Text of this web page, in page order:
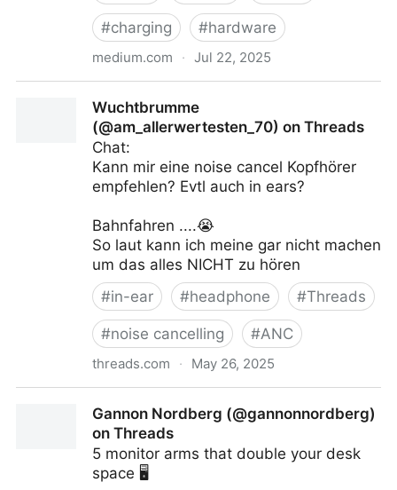
#charging #hardware
medium.com · Jul 22, 2025
Cable | by Zeeshan Saghir | Jun, 2025 | Medium
Wuchtbrumme
(@am_allerwertesten_70) on Threads
Chat:
Kann mir eine noise cancel Kopfhörer
empfehlen? Evtl auch in ears?
Bahnfahren ....😭
So laut kann ich meine gar nicht machen
um das alles NICHT zu hören
#in-ear #headphone #Threads
#noise cancelling #ANC
threads.com · May 26, 2025
Gannon Nordberg (@gannonnordberg)
on Threads
5 monitor arms that double your desk
space 🖥️